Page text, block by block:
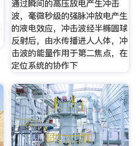
通过瞬间的高压放电产生冲击
波，毫微秒级的强脉冲放电产生
的液电效应，冲击波经半椭圆球
反射后，由水传播进人人体，冲
击波的能量作用于第二焦点，在
定位系统的协作下